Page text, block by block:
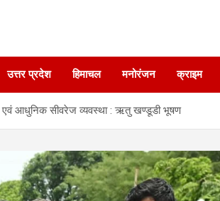
उत्तर प्रदेश हिमाचल मनोरंजन क्राइम
एवं आधुनिक सीवरेज व्यवस्था : ऋतु खण्डूडी भूषण